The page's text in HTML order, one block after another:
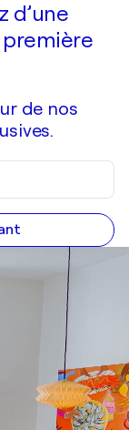
d’une
première
de nos